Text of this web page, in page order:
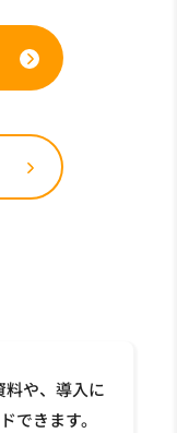
料や、導入に
できます。